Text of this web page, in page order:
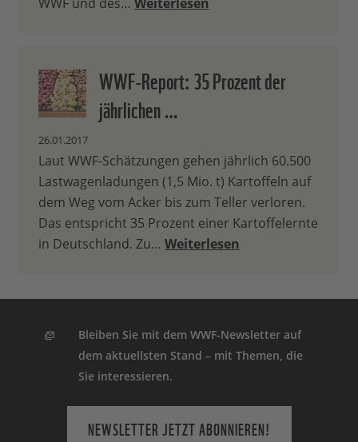
WWF und des… Weiterlesen
WWF-Report: 35 Prozent der
jährlichen …
26.01.2017
Laut WWF-Schätzungen gehen jährlich 60.500
Lastwagenladungen (1,5 Mio. t) Kartoffeln auf
dem Weg vom Acker bis zum Teller verloren.
Das entspricht 35 Prozent einer Kartoffelernte
in Deutschland. Zu… Weiterlesen
Bleiben Sie mit dem WWF-Newsletter auf
dem aktuellsten Stand – mit Themen, die
Sie interessieren.
NEWSLETTER JETZT ABONNIEREN!